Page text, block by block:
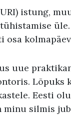
istung,
osa
uue
Lõpuks
Eesti
silmis